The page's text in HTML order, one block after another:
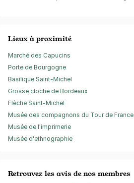
Lieux à proximité
Marché des Capucins
Porte de Bourgogne
Basilique Saint-Michel
Grosse cloche de Bordeaux
Flèche Saint-Michel
Musée des compagnons du Tour de France
Musée de l'imprimerie
Musée d'ethnographie
Retrouvez les avis de nos membres